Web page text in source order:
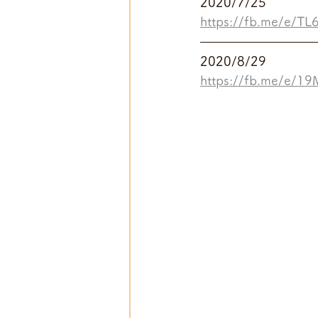
https://fb.me/e/
2020/8/29
https://fb.me/e/